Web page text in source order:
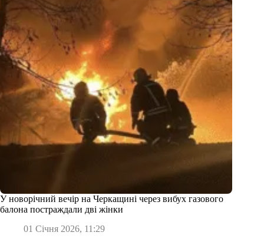
У новорічний вечір на Черкащині через вибух газового
балона постраждали дві жінки
01 Січня 2026, 11:29